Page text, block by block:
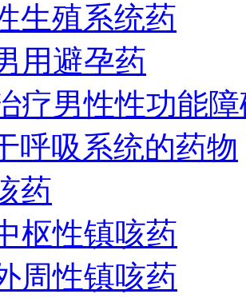
生殖系统药
用避孕药
疗男性性功能
呼吸系统的药物
药
枢性镇咳药
周性镇咳药